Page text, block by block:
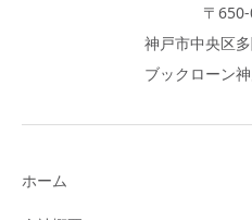
〒
神戸市中央区
ブックローン
ホーム